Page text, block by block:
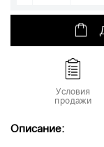
Условия
продажи
Описание: